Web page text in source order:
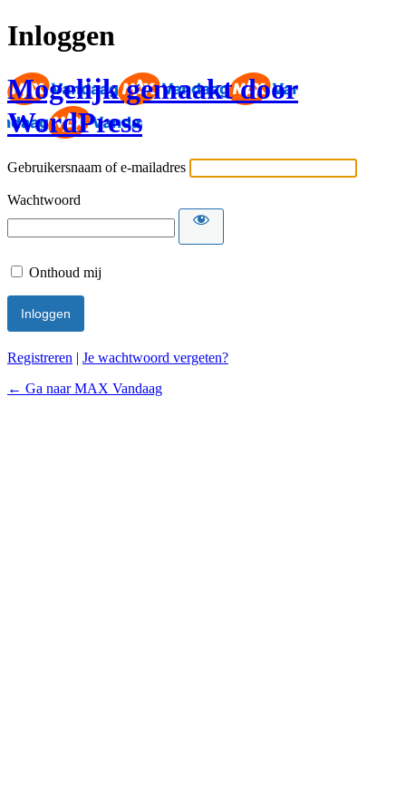
Inloggen
Mogelijk gemaakt door
WordPress
Gebruikersnaam of e-mailadres
Wachtwoord
Onthoud mij
Registreren | Je wachtwoord vergeten?
← Ga naar MAX Vandaag